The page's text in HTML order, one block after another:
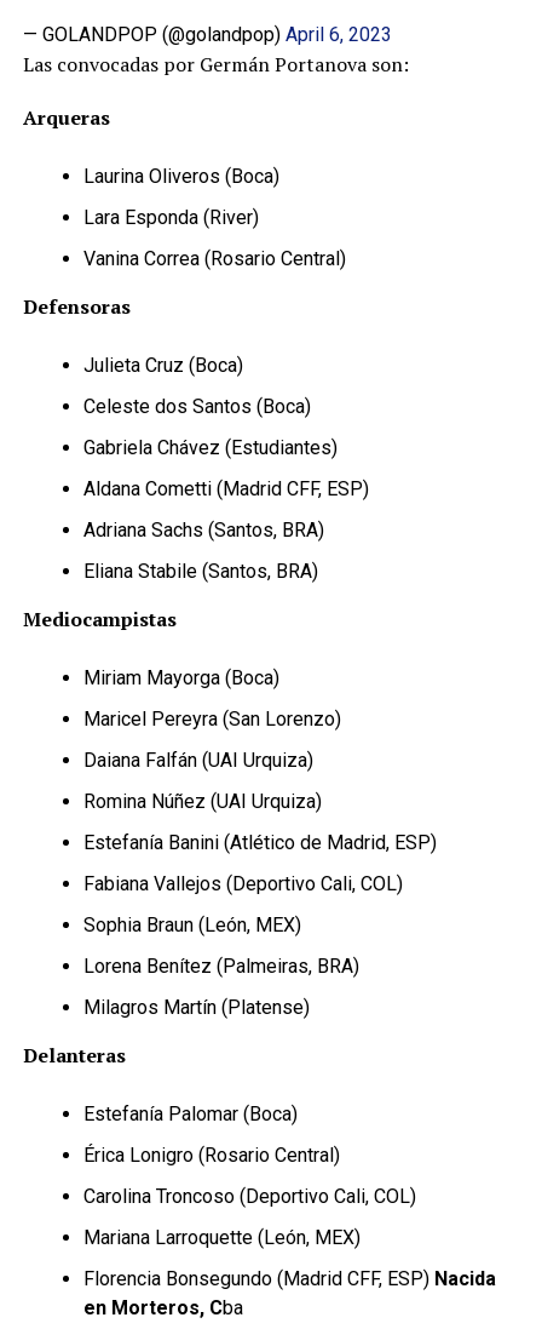
— GOLANDPOP (@golandpop) April 6, 2023
Las convocadas por Germán Portanova son:
Arqueras
Laurina Oliveros (Boca)
Lara Esponda (River)
Vanina Correa (Rosario Central)
Defensoras
Julieta Cruz (Boca)
Celeste dos Santos (Boca)
Gabriela Chávez (Estudiantes)
Aldana Cometti (Madrid CFF, ESP)
Adriana Sachs (Santos, BRA)
Eliana Stabile (Santos, BRA)
Mediocampistas
Miriam Mayorga (Boca)
Maricel Pereyra (San Lorenzo)
Daiana Falfán (UAI Urquiza)
Romina Núñez (UAI Urquiza)
Estefanía Banini (Atlético de Madrid, ESP)
Fabiana Vallejos (Deportivo Cali, COL)
Sophia Braun (León, MEX)
Lorena Benítez (Palmeiras, BRA)
Milagros Martín (Platense)
Delanteras
Estefanía Palomar (Boca)
Érica Lonigro (Rosario Central)
Carolina Troncoso (Deportivo Cali, COL)
Mariana Larroquette (León, MEX)
Florencia Bonsegundo (Madrid CFF, ESP) Nacida
en Morteros, Cba